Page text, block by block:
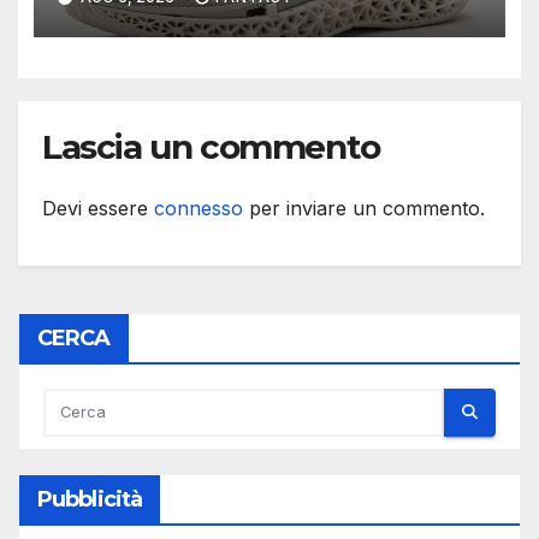
Lascia un commento
Devi essere connesso per inviare un commento.
CERCA
Pubblicità